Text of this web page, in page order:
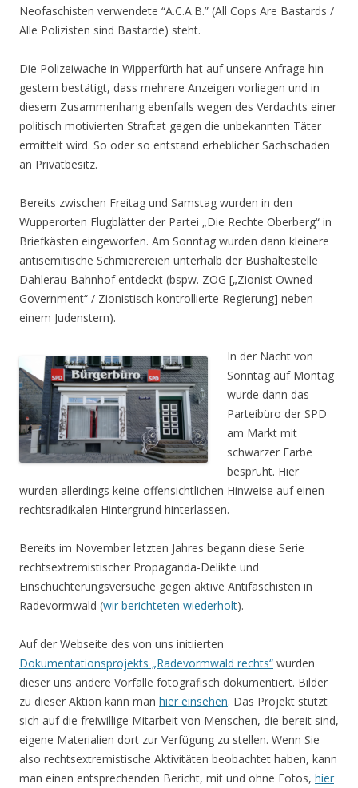
Neofaschisten verwendete “A.C.A.B.” (All Cops Are Bastards /
Alle Polizisten sind Bastarde) steht.
Die Polizeiwache in Wipperfürth hat auf unsere Anfrage hin
gestern bestätigt, dass mehrere Anzeigen vorliegen und in
diesem Zusammenhang ebenfalls wegen des Verdachts einer
politisch motivierten Straftat gegen die unbekannten Täter
ermittelt wird. So oder so entstand erheblicher Sachschaden
an Privatbesitz.
Bereits zwischen Freitag und Samstag wurden in den
Wupperorten Flugblätter der Partei „Die Rechte Oberberg“ in
Briefkästen eingeworfen. Am Sonntag wurden dann kleinere
antisemitische Schmierereien unterhalb der Bushaltestelle
Dahlerau-Bahnhof entdeckt (bspw. ZOG [„Zionist Owned
Government“ / Zionistisch kontrollierte Regierung] neben
einem Judenstern).
In der Nacht von
Sonntag auf Montag
wurde dann das
Parteibüro der SPD
am Markt mit
schwarzer Farbe
besprüht. Hier
wurden allerdings keine offensichtlichen Hinweise auf einen
rechtsradikalen Hintergrund hinterlassen.
Bereits im November letzten Jahres begann diese Serie
rechtsextremistischer Propaganda-Delikte und
Einschüchterungsversuche gegen aktive Antifaschisten in
Radevormwald (wir berichteten wiederholt).
Auf der Webseite des von uns initiierten
Dokumentationsprojekts „Radevormwald rechts“ wurden
dieser uns andere Vorfälle fotografisch dokumentiert. Bilder
zu dieser Aktion kann man hier einsehen. Das Projekt stützt
sich auf die freiwillige Mitarbeit von Menschen, die bereit sind,
eigene Materialien dort zur Verfügung zu stellen. Wenn Sie
also rechtsextremistische Aktivitäten beobachtet haben, kann
man einen entsprechenden Bericht, mit und ohne Fotos, hier